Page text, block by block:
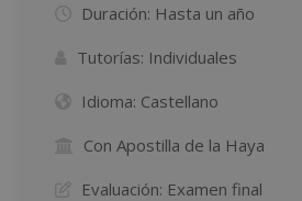
Duración: Hasta un año
Tutorías: Individuales
Idioma: Castellano
Con Apostilla de la Haya
Evaluación: Examen final